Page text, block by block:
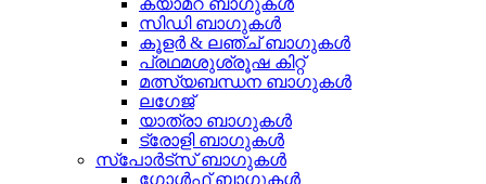
ക്യാമറ ബാഗുകൾ
സിഡി ബാഗുകൾ
കൂളർ & ലഞ്ച് ബാഗുകൾ
പ്രഥമശുശ്രൂഷ കിറ്റ്
മത്സ്യബന്ധന ബാഗുകൾ
ലഗേജ്
യാത്രാ ബാഗുകൾ
ട്രോളി ബാഗുകൾ
സ്പോർട്സ് ബാഗുകൾ
ഗോൾഫ് ബാഗുകൾ